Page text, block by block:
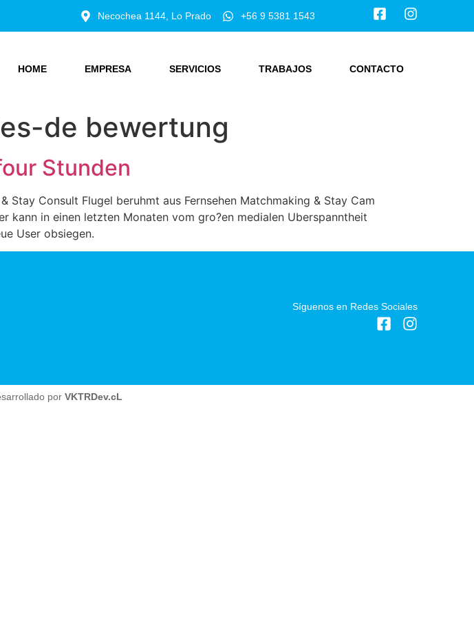
Necochea 1144, Lo Prado +56 9 5381 1543
HOME EMPRESA SERVICIOS TRABAJOS CONTACTO
de bewertung
Stunden
Consult Flugel beruhmt aus Fernsehen Matchmaking & Stay Cam
kann in einen letzten Monaten vom gro?en medialen Uberspanntheit
User obsiegen.
Síguenos en Redes Sociales
por VKTRDev.cL